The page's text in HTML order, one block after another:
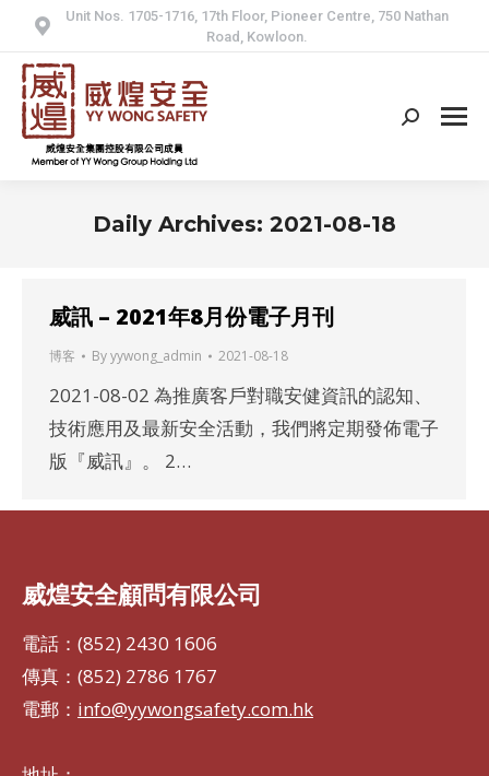
Unit Nos. 1705-1716, 17th Floor, Pioneer Centre, 750 Nathan
Road, Kowloon.
Search:
Daily Archives: 2021-08-18
威訊 – 2021年8月份電子月刊
博客 Byyywong_admin 2021-08-18
2021-08-02 為推廣客戶對職安健資訊的認知、
技術應用及最新安全活動，我們將定期發佈電子
版『威訊』。 2…
威煌安全顧問有限公司
電話：(852) 2430 1606
傳真：(852) 2786 1767
電郵： info@yywongsafety.com.hk